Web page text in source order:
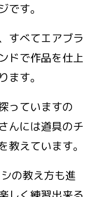
です。
すべてエアブラ
ドで作品を仕上
ます。
っていますの
んには道具のチ
教えています。
の教え方も進